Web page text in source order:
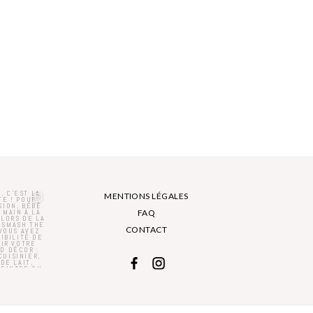
MENTIONS LÉGALES
FAQ
CONTACT